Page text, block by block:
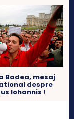
Badea, mesaj
despre
Iohannis !